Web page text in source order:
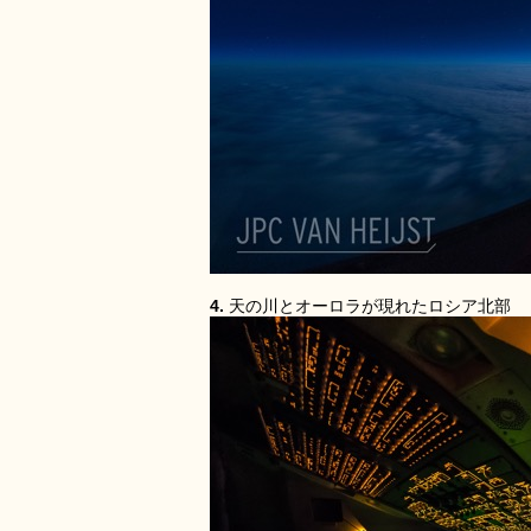
4. 天の川とオーロラが現れたロシア北部